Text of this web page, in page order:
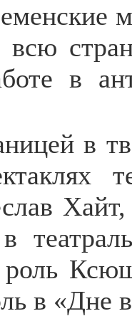
всю
в
в
роль
в «Дне